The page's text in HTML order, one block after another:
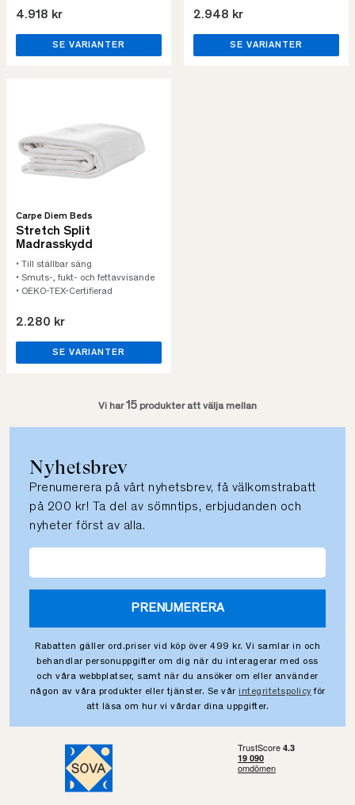
4.918 kr
SE VARIANTER
2.948 kr
SE VARIANTER
Carpe Diem Beds
Stretch Split
Madrasskydd
• Till ställbar säng
• Smuts-, fukt- och fettavvisande
• OEKO-TEX-Certifierad
2.280 kr
SE VARIANTER
Vi har15 produkter att välja mellan
Nyhetsbrev
Prenumerera på vårt nyhetsbrev, få välkomstrabatt
på 200 kr! Ta del av sömntips, erbjudanden och
nyheter först av alla.
PRENUMERERA
Rabatten gäller ord.priser vid köp över 499 kr. Vi samlar in och
behandlar personuppgifter om dig när du interagerar med oss
och våra webbplatser, samt när du ansöker om eller använder
någon av våra produkter eller tjänster. Se vår integritetspolicy för
att läsa om hur vi vårdar dina uppgifter.